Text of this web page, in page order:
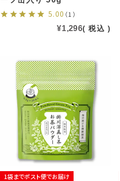
5.00 （1）
¥1,296 税込
1袋までポスト便でお届け